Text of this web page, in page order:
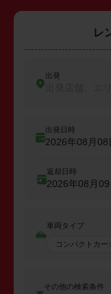
レ
出発
出発日時
2026年08月08
返却日時
2026年08月
車両タイプ
コンパクトカー
その他の検索条件